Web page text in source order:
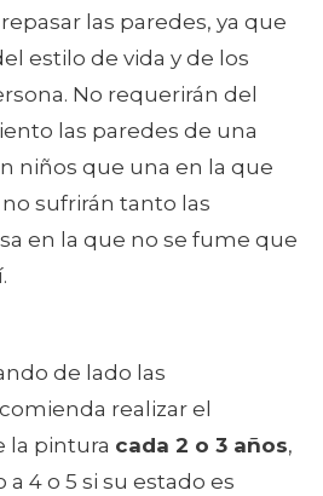
las paredes, ya que
estilo de vida y de los
No requerirán del
las paredes de una
niños que una en la que
sufrirán tanto las
en la que no se fume que
de lado las
realizar el
la pintura cada 2 o 3 años,
4 o 5 si su estado es